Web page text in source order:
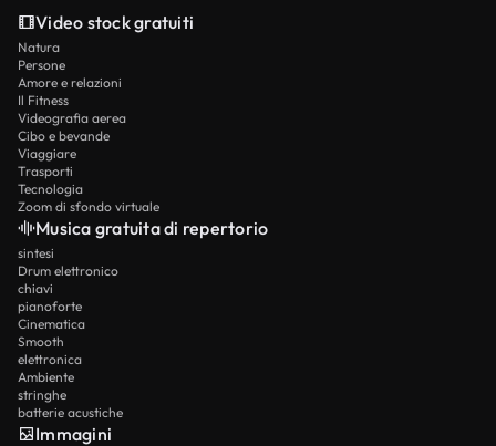
Video stock gratuiti
Natura
Persone
Amore e relazioni
Il Fitness
Videografia aerea
Cibo e bevande
Viaggiare
Trasporti
Tecnologia
Zoom di sfondo virtuale
Musica gratuita di repertorio
sintesi
Drum elettronico
chiavi
pianoforte
Cinematica
Smooth
elettronica
Ambiente
stringhe
batterie acustiche
Immagini